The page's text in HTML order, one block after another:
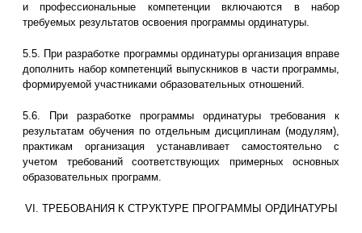
и профессиональные компетенции включаются в набор
требуемых результатов освоения программы ординатуры.
5.5. При разработке программы ординатуры организация вправе
дополнить набор компетенций выпускников в части программы,
формируемой участниками образовательных отношений.
5.6. При разработке программы ординатуры требования к
результатам обучения по отдельным дисциплинам (модулям),
практикам организация устанавливает самостоятельно с
учетом требований соответствующих примерных основных
образовательных программ.
VI. ТРЕБОВАНИЯ К СТРУКТУРЕ ПРОГРАММЫ ОРДИНАТУРЫ